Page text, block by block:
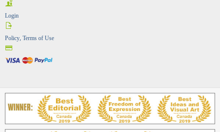
Login
Policy, Terms of Use